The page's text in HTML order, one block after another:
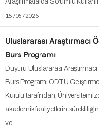
Araştırmalarda Sorumlu
15/05/2026
Uluslararası Araştırmacı
Burs Programı
Duyuru Uluslararası
Burs Programı ODTÜ Geliştirme
Kurulu tarafından,
akademik faaliyetlerin
ve…